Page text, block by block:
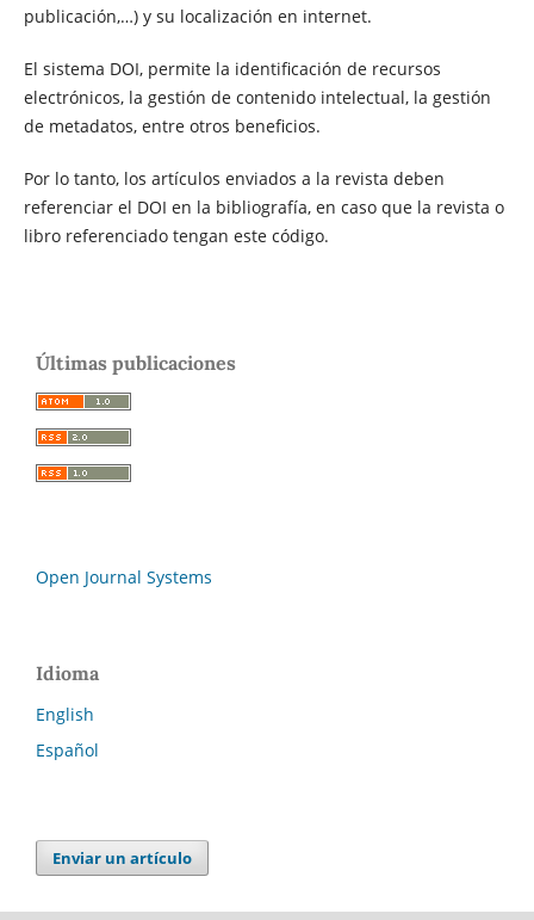
publicación,…) y su localización en internet.
El sistema DOI, permite la identificación de recursos
electrónicos, la gestión de contenido intelectual, la gestión
de metadatos, entre otros beneficios.
Por lo tanto, los artículos enviados a la revista deben
referenciar el DOI en la bibliografía, en caso que la revista o
libro referenciado tengan este código.
Últimas publicaciones
Open Journal Systems
Idioma
English
Español
Enviar un artículo